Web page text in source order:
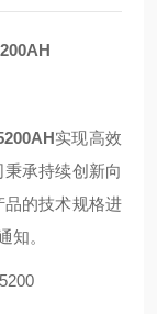
实现高效
承持续创新向
的技术规格进
知。